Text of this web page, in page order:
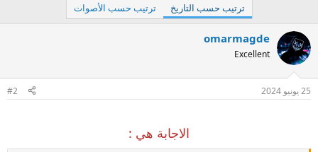
ترتيب حسب التاريخ ترتيب حسب الأصوات
omarmagde
Excellent
25 يونيو 2024 #2
الاجابة هي :